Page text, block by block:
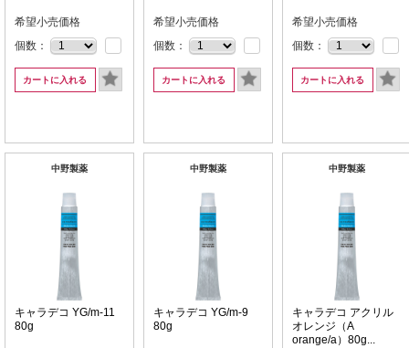
希望小売価格
個数：
カートに入れる
希望小売価格
個数：
カートに入れる
希望小売価格
個数：
カートに入れる
中野製薬
キャラデコ YG/m-11
80g
中野製薬
キャラデコ YG/m-9
80g
中野製薬
キャラデコ アクリル
オレンジ（A
orange/a）80g...